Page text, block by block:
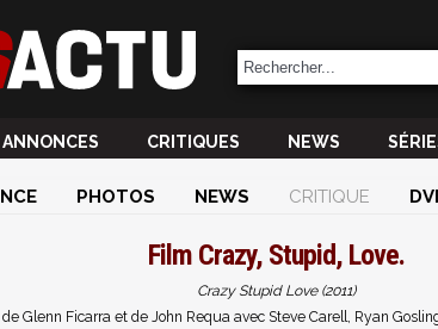
ANNONCES CRITIQUES NEWS
PHOTOS NEWS CRITIQUE
Film Crazy, Stupid, Love.
Crazy Stupid Love (2011)
de Glenn Ficarra et de John Requa avec Steve Carell, Ryan